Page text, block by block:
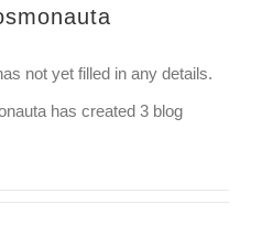
not yet filled in any details.
has created 3 blog